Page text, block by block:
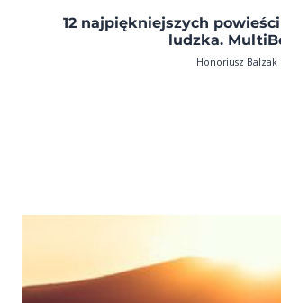
12 najpiękniejszych
ludzka.
Honoriusz Balzak